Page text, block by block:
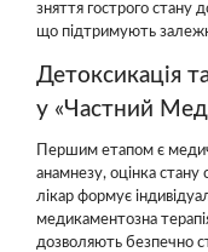
зняття гострого стану
що підтримують
Детоксикація
у «Частний
Першим етапом є
анамнезу, оцінка стану
лікар формує
медикаментозна
дозволяють безпечно